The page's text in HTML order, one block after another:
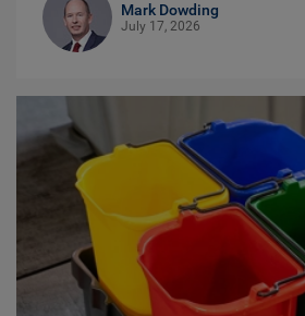
Mark Dowding
July 17, 2026